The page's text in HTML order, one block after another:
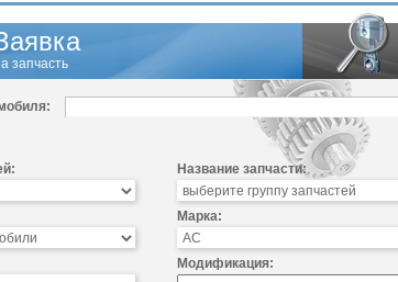
запчасть
Название запчасти:
Марка:
Модификация: